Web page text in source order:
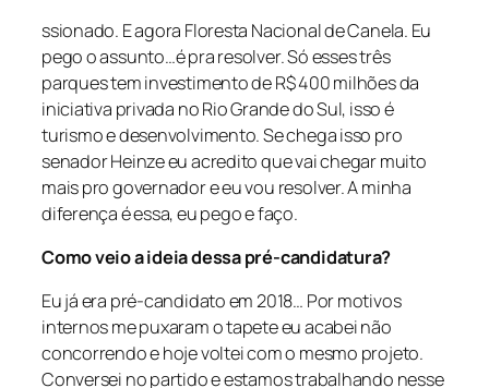
ssionado. E agora Floresta Nacional de Canela. Eu
pego o assunto…é pra resolver. Só esses três
parques tem investimento de R$ 400 milhões da
iniciativa privada no Rio Grande do Sul, isso é
turismo e desenvolvimento. Se chega isso pro
senador Heinze eu acredito que vai chegar muito
mais pro governador e eu vou resolver. A minha
diferença é essa, eu pego e faço.
Como veio a ideia dessa pré-candidatura?
Eu já era pré-candidato em 2018… Por motivos
internos me puxaram o tapete eu acabei não
concorrendo e hoje voltei com o mesmo projeto.
Conversei no partido e estamos trabalhando nesse